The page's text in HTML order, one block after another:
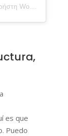
Η δημοσίευση κοινοποιήθηκε από το χρήστη Workspace Coworking Almería (@workspacecoworking)
es que
Puedo